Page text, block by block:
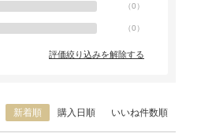
（0 ）
（0 ）
評価絞り込みを解除する
新着順 購入日順 いいね件数順